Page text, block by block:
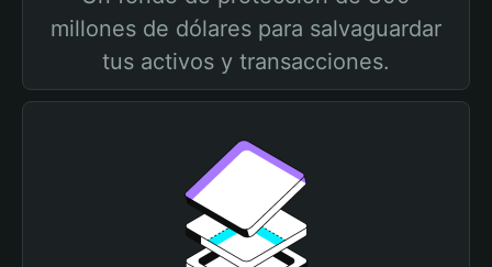
millones de dólares para salvaguardar
tus activos y transacciones.